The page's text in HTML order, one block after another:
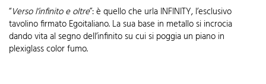
“Verso l’infinito e oltre”: è quello che urla INFINITY, l’esclusivo
tavolino firmato Egoitaliano. La sua base in metallo si incrocia
dando vita al segno dell’infinito su cui si poggia un piano in
plexiglass color fumo.